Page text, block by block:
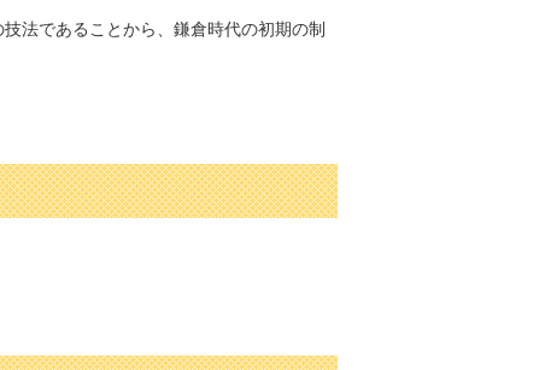
法であることから、鎌倉時代の初期の制